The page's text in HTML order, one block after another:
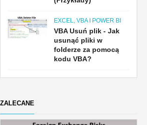
EXCEL, VBA I POWER BI
VBA Usuń plik - Jak
usunąć pliki w
folderze za pomocą
kodu VBA?
ZALECANE